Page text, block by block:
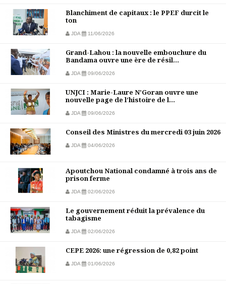
Blanchiment de capitaux : le PPEF durcit le
ton
JDA 11/06/2026
Grand-Lahou : la nouvelle embouchure du
Bandama ouvre une ère de résil...
JDA 09/06/2026
UNJCI : Marie-Laure N’Goran ouvre une
nouvelle page de l’histoire de l...
JDA 09/06/2026
Conseil des Ministres du mercredi 03 juin 2026
JDA 04/06/2026
Apoutchou National condamné à trois ans de
prison ferme
JDA 02/06/2026
Le gouvernement réduit la prévalence du
tabagisme
JDA 02/06/2026
CEPE 2026: une régression de 0,82 point
JDA 01/06/2026